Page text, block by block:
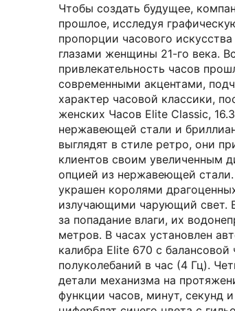
Чтобы создать будущее,
прошлое, исследуя
пропорции часового
глазами женщины 21-го века.
привлекательность часов
современными акцентами,
характер часовой классики,
женских Часов Elite Classic,
нержавеющей стали и
выглядят в стиле ретро, они
клиентов своим увеличенным
опцией из нержавеющей
украшен королями
излучающими чарующий свет.
за попадание влаги, их
метров. В часах установлен
калибра Elite 670 с балансовой
полуколебаний в час (4 Гц).
детали механизма на
функции часов, минут, секунд